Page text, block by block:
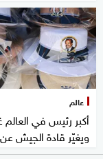
عالم
أكبر رئيس في
ويغيّر قادة الجيش